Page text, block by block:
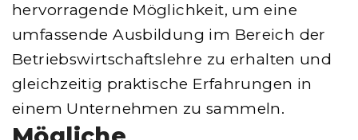
hervorragende Möglichkeit, um eine
umfassende Ausbildung im Bereich der
Betriebswirtschaftslehre zu erhalten und
gleichzeitig praktische Erfahrungen in
einem Unternehmen zu sammeln.